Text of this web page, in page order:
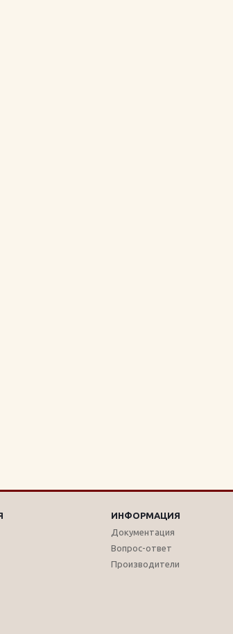
ИНФОРМАЦИЯ
Документация
Вопрос-ответ
Производители